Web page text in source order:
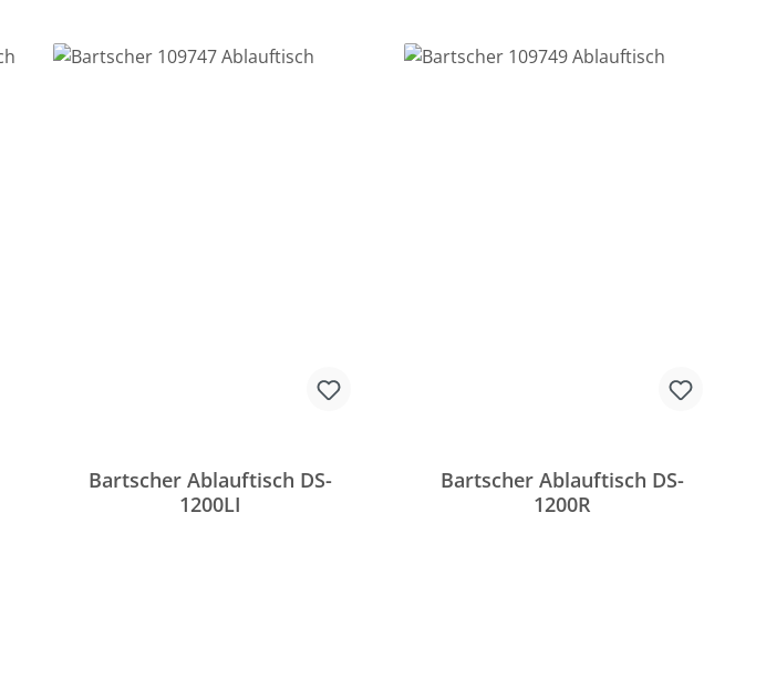
Bartscher Ablauftisch DS-
1200LI
Bartscher Ablauftisch DS-
1200R